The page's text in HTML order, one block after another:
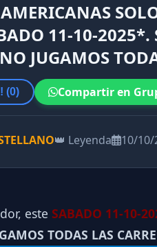
11-10-2025*.
JUGAMOS
(0) Compartir en
👑 Leyenda 10/10/
este SABADO 11-10-
TODAS LAS